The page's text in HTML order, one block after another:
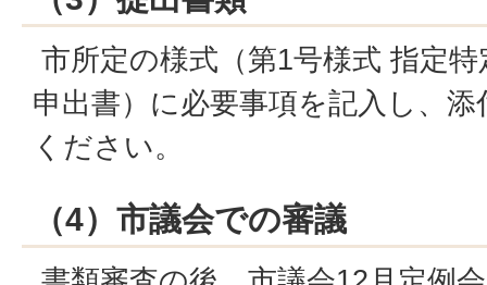
市所定の様式（第1号様式 指定
申出書）に必要事項を記入し、
ください。
（4）市議会での審議